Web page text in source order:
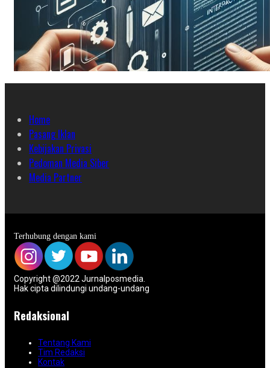
Home
Pasang Iklan
Kebijakan Privasi
Pedoman Media Siber
Media Partner
Terhubung dengan kami
Copyright @2022 Jurnalposmedia.
Hak cipta dilindungi undang-undang
Redaksional
Tentang Kami
Tim Redaksi
Kontak